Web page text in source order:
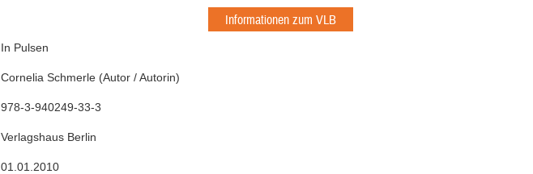
Informationen zum VLB
In Pulsen
Cornelia Schmerle (Autor / Autorin)
978-3-940249-33-3
Verlagshaus Berlin
01.01.2010